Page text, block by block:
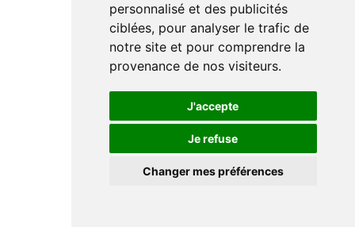
personnalisé et des publicités
ciblées, pour analyser le trafic de
notre site et pour comprendre la
provenance de nos visiteurs.
J'accepte
Je refuse
Changer mes préférences